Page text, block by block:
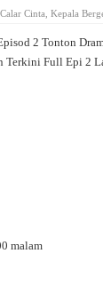
Calar Cinta Kepala
2 Tonton
Terkini Full Epi 2
malam